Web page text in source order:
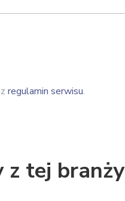
regulamin serwisu.
z tej branży